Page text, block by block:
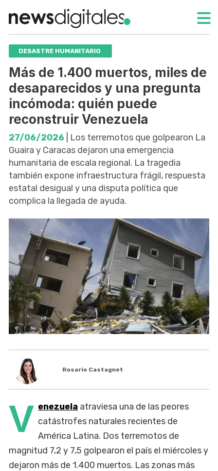
DESASTRE HUMANITARIO
Más de 1.400 muertos, miles de
desaparecidos y una pregunta
incómoda: quién puede
reconstruir Venezuela
27/06/2026 | Los terremotos que golpearon La
Guaira y Caracas dejaron una emergencia
humanitaria de escala regional. La tragedia
también expone infraestructura frágil, respuesta
estatal desigual y una disputa política que
complica la llegada de ayuda.
Rosario Castagnet
V enezuela atraviesa una de las peores
catástrofes naturales recientes de
América Latina. Dos terremotos de
magnitud 7,2 y 7,5 golpearon el país el miércoles y
dejaron más de 1.400 muertos. Las zonas más